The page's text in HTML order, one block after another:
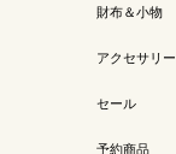
財布＆小物
アクセサリー
セール
予約商品